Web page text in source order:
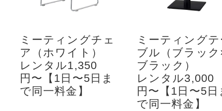
ミーティングチェ
ア（ホワイト）
レンタル1,350
円〜【1日〜5日ま
で同一料金】
ミーティング
ブル（ブラッ
ブラック）
レンタル3,000
円〜【1日〜5日
で同一料金】